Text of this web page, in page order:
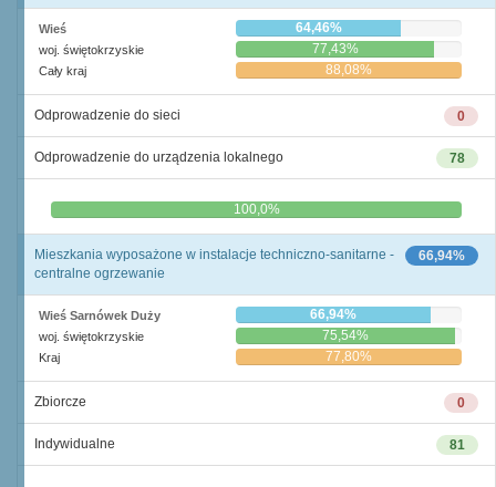
Wieś 64,46%
woj. świętokrzyskie 77,43%
Cały kraj 88,08%
0
Odprowadzenie do sieci
78
Odprowadzenie do urządzenia lokalnego
0,0% 100,0%
66,94%
Mieszkania wyposażone w instalacje techniczno-sanitarne -
centralne ogrzewanie
Wieś Sarnówek Duży 66,94%
woj. świętokrzyskie 75,54%
Kraj 77,80%
0
Zbiorcze
81
Indywidualne